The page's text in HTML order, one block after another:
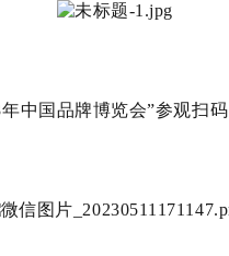
年中国品牌博览会”参观扫码